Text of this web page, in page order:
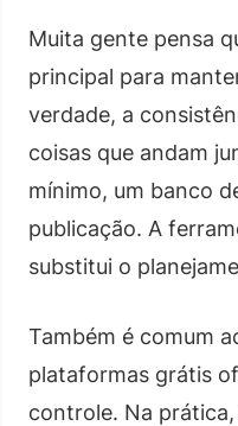
Muita gente pensa
principal para
verdade, a
coisas que andam
mínimo, um banco
publicação. A
substitui o
Também é comum
plataformas grátis
controle. Na